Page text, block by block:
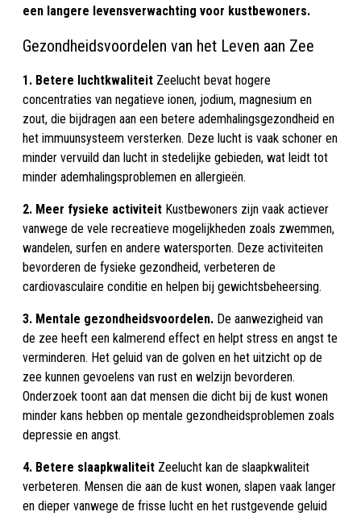
een langere levensverwachting voor kustbewoners.
Gezondheidsvoordelen van het Leven aan Zee
1. Betere luchtkwaliteit Zeelucht bevat hogere
concentraties van negatieve ionen, jodium, magnesium en
zout, die bijdragen aan een betere ademhalingsgezondheid en
het immuunsysteem versterken. Deze lucht is vaak schoner en
minder vervuild dan lucht in stedelijke gebieden, wat leidt tot
minder ademhalingsproblemen en allergieën.
2. Meer fysieke activiteit Kustbewoners zijn vaak actiever
vanwege de vele recreatieve mogelijkheden zoals zwemmen,
wandelen, surfen en andere watersporten. Deze activiteiten
bevorderen de fysieke gezondheid, verbeteren de
cardiovasculaire conditie en helpen bij gewichtsbeheersing.
3. Mentale gezondheidsvoordelen. De aanwezigheid van
de zee heeft een kalmerend effect en helpt stress en angst te
verminderen. Het geluid van de golven en het uitzicht op de
zee kunnen gevoelens van rust en welzijn bevorderen.
Onderzoek toont aan dat mensen die dicht bij de kust wonen
minder kans hebben op mentale gezondheidsproblemen zoals
depressie en angst.
4. Betere slaapkwaliteit Zeelucht kan de slaapkwaliteit
verbeteren. Mensen die aan de kust wonen, slapen vaak langer
en dieper vanwege de frisse lucht en het rustgevende geluid